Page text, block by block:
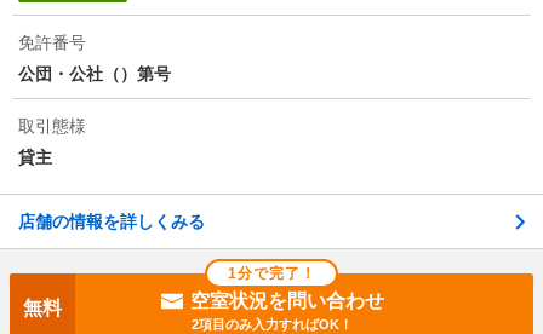
免許番号
公団・公社（）第号
取引態様
貸主
店舗の情報を詳しくみる
1分で完了！
無料 空室状況を問い合わせ
2項目のみ入力すればOK！